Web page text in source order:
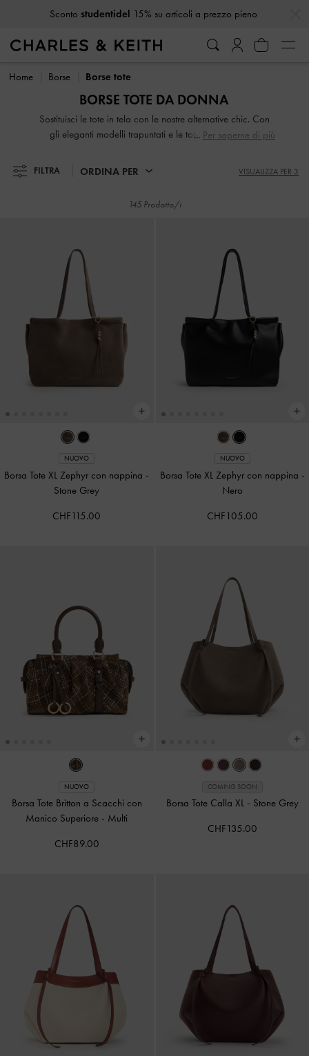
Sconto studentidel 15% su articoli a prezzo pieno
Scontostudentidel15% su articoli a prezzo pieno
Home Borse Borse tote
BORSE TOTE DA DONNA
Sostituisci le tote in tela con le nostre alternative chic. Con
gli eleganti modelli trapuntati e le tote geometriche e
Sono capienti per contenere tutto ciò che serve e molto
altro. Le migliori borse tote per il lavoro sono i modelli
contenere il laptop e i documenti.
Per saperne di più
FILTRA ORDINA PER VISUALIZZA PER 3
145 Prodotto/i
NUOVO
Borsa Tote XL Zephyr con nappina -
Stone Grey
CHF115.00
NUOVO
Borsa Tote XL Zephyr con nappina -
Nero
CHF105.00
NUOVO
Borsa Tote Britton a Scacchi con
Manico Superiore - Multi
CHF89.00
COMING SOON
Borsa Tote Calla XL - Stone Grey
CHF135.00